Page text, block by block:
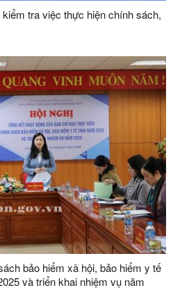
tra việc thực hiện chính sách,
bảo hiểm xã hội, bảo hiểm y tế
và triển khai nhiệm vụ năm